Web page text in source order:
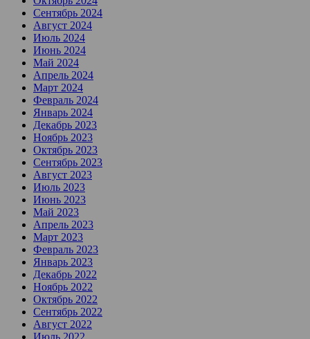
Сентябрь 2024
Август 2024
Июль 2024
Июнь 2024
Май 2024
Апрель 2024
Март 2024
Февраль 2024
Январь 2024
Декабрь 2023
Ноябрь 2023
Октябрь 2023
Сентябрь 2023
Август 2023
Июль 2023
Июнь 2023
Май 2023
Апрель 2023
Март 2023
Февраль 2023
Январь 2023
Декабрь 2022
Ноябрь 2022
Октябрь 2022
Сентябрь 2022
Август 2022
Июль 2022